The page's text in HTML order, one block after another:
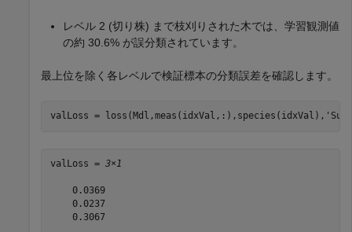
レベル 2 (切り株) まで枝刈りされた木では、学習観測値
の約 30.6% が誤分類されています。
最上位を除く各レベルで検証標本の分類誤差を確認します。
valLoss = loss(Mdl,meas(idxVal,:),species(idxVal),
valLoss = 3×1
    0.0369
    0.0237
    0.3067